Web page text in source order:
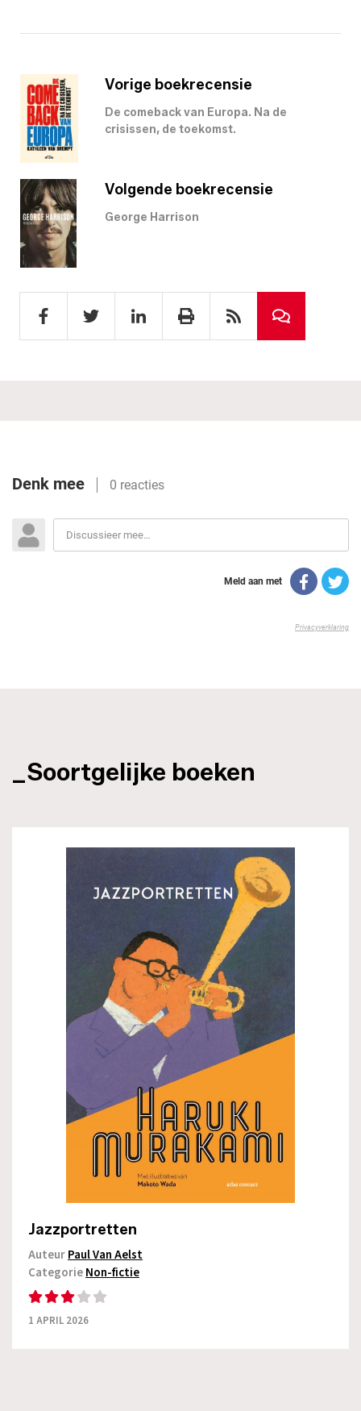
Vorige boekrecensie
De comeback van Europa. Na de
crisissen, de toekomst.
Volgende boekrecensie
George Harrison
_Soortgelijke boeken
Jazzportretten
AuteurPaul Van Aelst
CategorieNon-fictie
1 APRIL 2026